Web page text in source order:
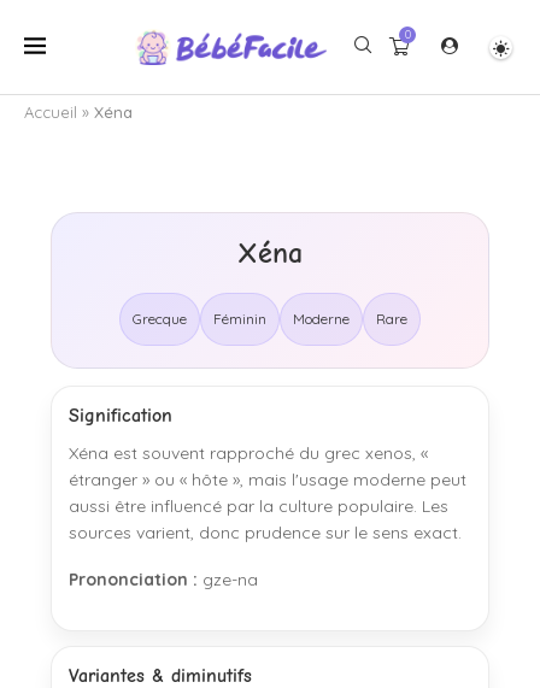
0
Accueil » Xéna
Xéna
Grecque Féminin Moderne Rare
Signification
Xéna est souvent rapproché du grec xenos, «
étranger » ou « hôte », mais l'usage moderne peut
aussi être influencé par la culture populaire. Les
sources varient, donc prudence sur le sens exact.
Prononciation : gze-na
Variantes & diminutifs